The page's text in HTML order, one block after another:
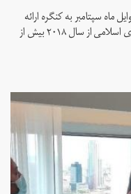
ماه سپتامبر به کنگره ارائه
شد، تحریم‌های دولت دونالد ترامپ علیه جمهوری اسلامی از سال ۲۰۱۸ بیش از